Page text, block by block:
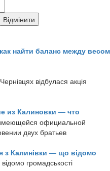
найти баланс между весом
відбулася акція
из Калиновки — что
официальной
двух братьев
з Калинівки — що відомо
громадськості